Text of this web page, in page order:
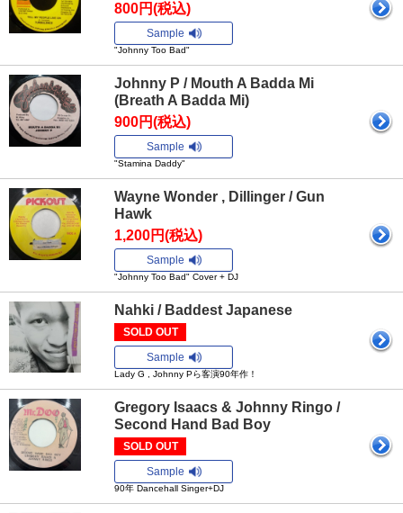
800円(税込)
Sample
"Johnny Too Bad"
Johnny P / Mouth A Badda Mi
(Breath A Badda Mi)
900円(税込)
Sample
"Stamina Daddy"
Wayne Wonder , Dillinger / Gun
Hawk
1,200円(税込)
Sample
"Johnny Too Bad" Cover + DJ
Nahki / Baddest Japanese
SOLD OUT
Sample
Lady G , Johnny Pら客演90年作！
Gregory Isaacs & Johnny Ringo /
Second Hand Bad Boy
SOLD OUT
Sample
90年 Dancehall Singer+DJ